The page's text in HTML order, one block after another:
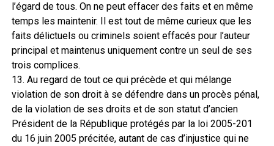
l’égard de tous. On ne peut effacer des faits et en même
temps les maintenir. Il est tout de même curieux que les
faits délictuels ou criminels soient effacés pour l’auteur
principal et maintenus uniquement contre un seul de ses
trois complices.
13. Au regard de tout ce qui précède et qui mélange
violation de son droit à se défendre dans un procès pénal,
de la violation de ses droits et de son statut d’ancien
Président de la République protégés par la loi 2005-201
du 16 juin 2005 précitée, autant de cas d’injustice qui ne